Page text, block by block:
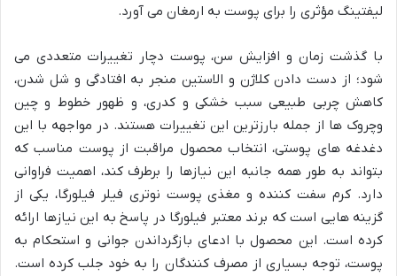
لیفتینگ مؤثری را برای پوست به ارمغان می آورد.
با گذشت زمان و افزایش سن، پوست دچار تغییرات متعددی می
شود؛ از دست دادن کلاژن و الاستین منجر به افتادگی و شل شدن،
کاهش چربی طبیعی سبب خشکی و کدری، و ظهور خطوط و چین
وچروک ها از جمله بارزترین این تغییرات هستند. در مواجهه با این
دغدغه های پوستی، انتخاب محصول مراقبت از پوست مناسب که
بتواند به طور همه جانبه این نیازها را برطرف کند، اهمیت فراوانی
دارد. کرم سفت کننده و مغذی پوست نوتری فیلر فیلورگا، یکی از
گزینه هایی است که برند معتبر فیلورگا در پاسخ به این نیازها ارائه
کرده است. این محصول با ادعای بازگرداندن جوانی و استحکام به
پوست، توجه بسیاری از مصرف کنندگان را به خود جلب کرده است.